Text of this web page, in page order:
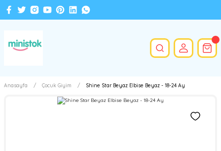
Anasayfa Çocuk Giyim Shine Star Beyaz Elbise Beyaz - 18-24 Ay